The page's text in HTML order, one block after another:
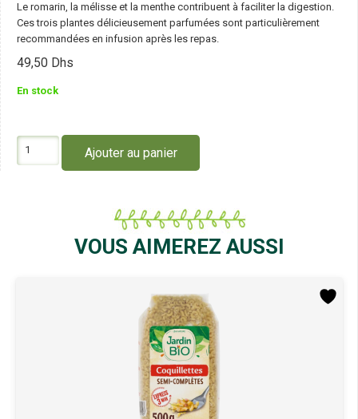
Le romarin, la mélisse et la menthe contribuent à faciliter la digestion.
Ces trois plantes délicieusement parfumées sont particulièrement
recommandées en infusion après les repas.
49,50 Dhs
En stock
Ajouter au panier
VOUS AIMEREZ AUSSI